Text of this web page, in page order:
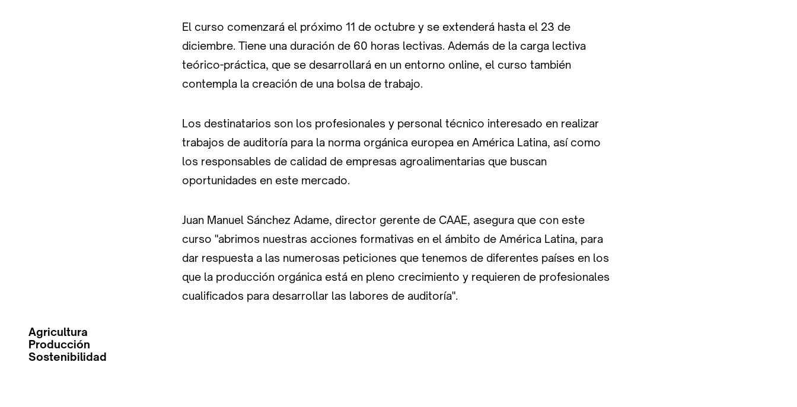
El curso comenzará el próximo 11 de octubre y se extenderá hasta el 23 de
diciembre. Tiene una duración de 60 horas lectivas. Además de la carga lectiva
teórico-práctica, que se desarrollará en un entorno online, el curso también
contempla la creación de una bolsa de trabajo.
Los destinatarios son los profesionales y personal técnico interesado en realizar
trabajos de auditoría para la norma orgánica europea en América Latina, así como
los responsables de calidad de empresas agroalimentarias que buscan
oportunidades en este mercado.
Juan Manuel Sánchez Adame, director gerente de CAAE, asegura que con este
curso "abrimos nuestras acciones formativas en el ámbito de América Latina, para
dar respuesta a las numerosas peticiones que tenemos de diferentes países en los
que la producción orgánica está en pleno crecimiento y requieren de profesionales
cualificados para desarrollar las labores de auditoría".
Agricultura
Producción
Sostenibilidad